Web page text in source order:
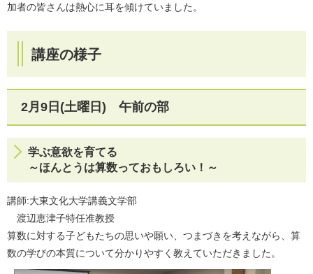
加者の皆さんは熱心に耳を傾けていました。
講座の様子
2月9日(土曜日) 午前の部
学ぶ意欲を育てる
～ほんとうは算数っておもしろい！～
講師:大東文化大学講義文学部
渡辺恵津子特任准教授
算数に対する子どもたちの思いや願い、つまづきを考えながら、算
数の学びの本質について分かりやすく教えていただきました。